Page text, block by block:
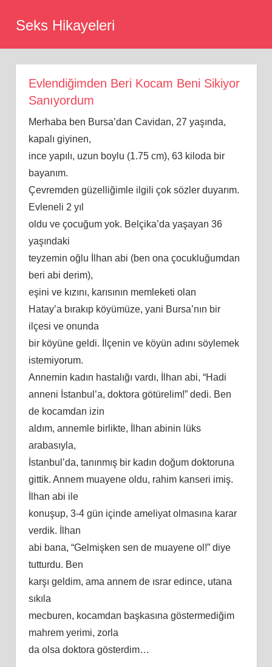
Seks Hikayeleri
Evlendiğimden Beri Kocam Beni Sikiyor
Sanıyordum
Merhaba ben Bursa’dan Cavidan, 27 yaşında,
kapalı giyinen,
ince yapılı, uzun boylu (1.75 cm), 63 kiloda bir
bayanım.
Çevremden güzelliğimle ilgili çok sözler duyarım.
Evleneli 2 yıl
oldu ve çocuğum yok. Belçika’da yaşayan 36
yaşındaki
teyzemin oğlu İlhan abi (ben ona çocukluğumdan
beri abi derim),
eşini ve kızını, karısının memleketi olan
Hatay’a bırakıp köyümüze, yani Bursa’nın bir
ilçesi ve onunda
bir köyüne geldi. İlçenin ve köyün adını söylemek
istemiyorum.
Annemin kadın hastalığı vardı, İlhan abi, “Hadi
anneni İstanbul’a, doktora götürelim!” dedi. Ben
de kocamdan izin
aldım, annemle birlikte, İlhan abinin lüks
arabasıyla,
İstanbul’da, tanınmış bir kadın doğum doktoruna
gittik. Annem muayene oldu, rahim kanseri imiş.
İlhan abi ile
konuşup, 3-4 gün içinde ameliyat olmasına karar
verdik. İlhan
abi bana, “Gelmişken sen de muayene ol!” diye
tutturdu. Ben
karşı geldim, ama annem de ısrar edince, utana
sıkıla
mecburen, kocamdan başkasına göstermediğim
mahrem yerimi, zorla
da olsa doktora gösterdim…